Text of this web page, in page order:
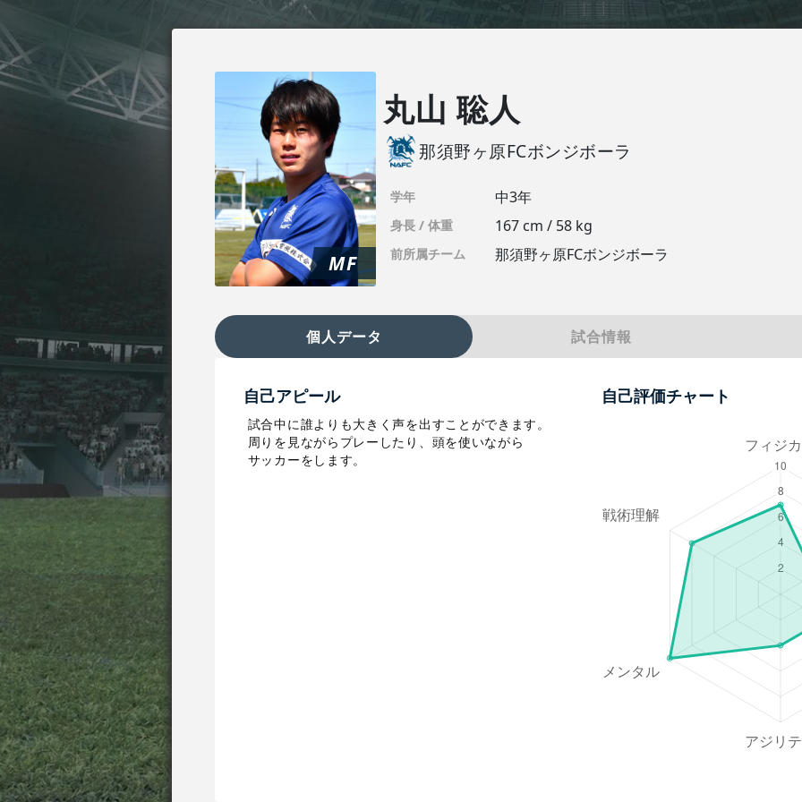
MF
丸山 聡人
那須野ヶ原FCボンジボーラ
学年 中3年
身長 / 体重 167 cm / 58 kg
前所属チーム 那須野ヶ原FCボンジボーラ
個人データ 試合情報
自己アピール
試合中に誰よりも大きく声を出すことができます。
周りを見ながらプレーしたり、頭を使いながら
サッカーをします。
自己評価チャート